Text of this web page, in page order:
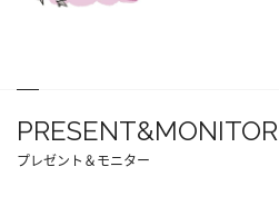
PRESENT&MONITOR
プレゼント＆モニター